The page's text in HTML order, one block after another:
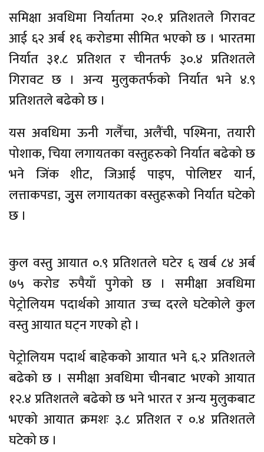
समिक्षा अवधिमा निर्यातमा २०.१ प्रतिशतले गिरावट
आई ६२ अर्ब १६ करोडमा सीमित भएको छ । भारतमा
निर्यात ३१.८ प्रतिशत र चीनतर्फ ३०.४ प्रतिशतले
गिरावट छ । अन्य मुलुकतर्फको निर्यात भने ४.९
प्रतिशतले बढेको छ ।
यस अवधिमा ऊनी गलैँचा, अलैंची, पश्मिना, तयारी
पोशाक, चिया लगायतका वस्तुहरुको निर्यात बढेको छ
भने जिंक शीट, जिआई पाइप, पोलिष्टर यार्न,
लत्ताकपडा, जुुुस लगायतका वस्तुहरूको निर्यात घटेको
छ ।
कुल वस्तु आयात ०.९ प्रतिशतले घटेर ६ खर्ब ८४ अर्ब
७५ करोड रुपैयाँ पुगेको छ । समीक्षा अवधिमा
पेट्रोलियम पदार्थको आयात उच्च दरले घटेकोले कुल
वस्तु आयात घट्न गएको हो ।
पेट्रोलियम पदार्थ बाहेकको आयात भने ६.२ प्रतिशतले
बढेको छ । समीक्षा अवधिमा चीनबाट भएको आयात
१२.४ प्रतिशतले बढेको छ भने भारत र अन्य मुलुकबाट
भएको आयात क्रमशः ३.८ प्रतिशत र ०.४ प्रतिशतले
घटेको छ ।